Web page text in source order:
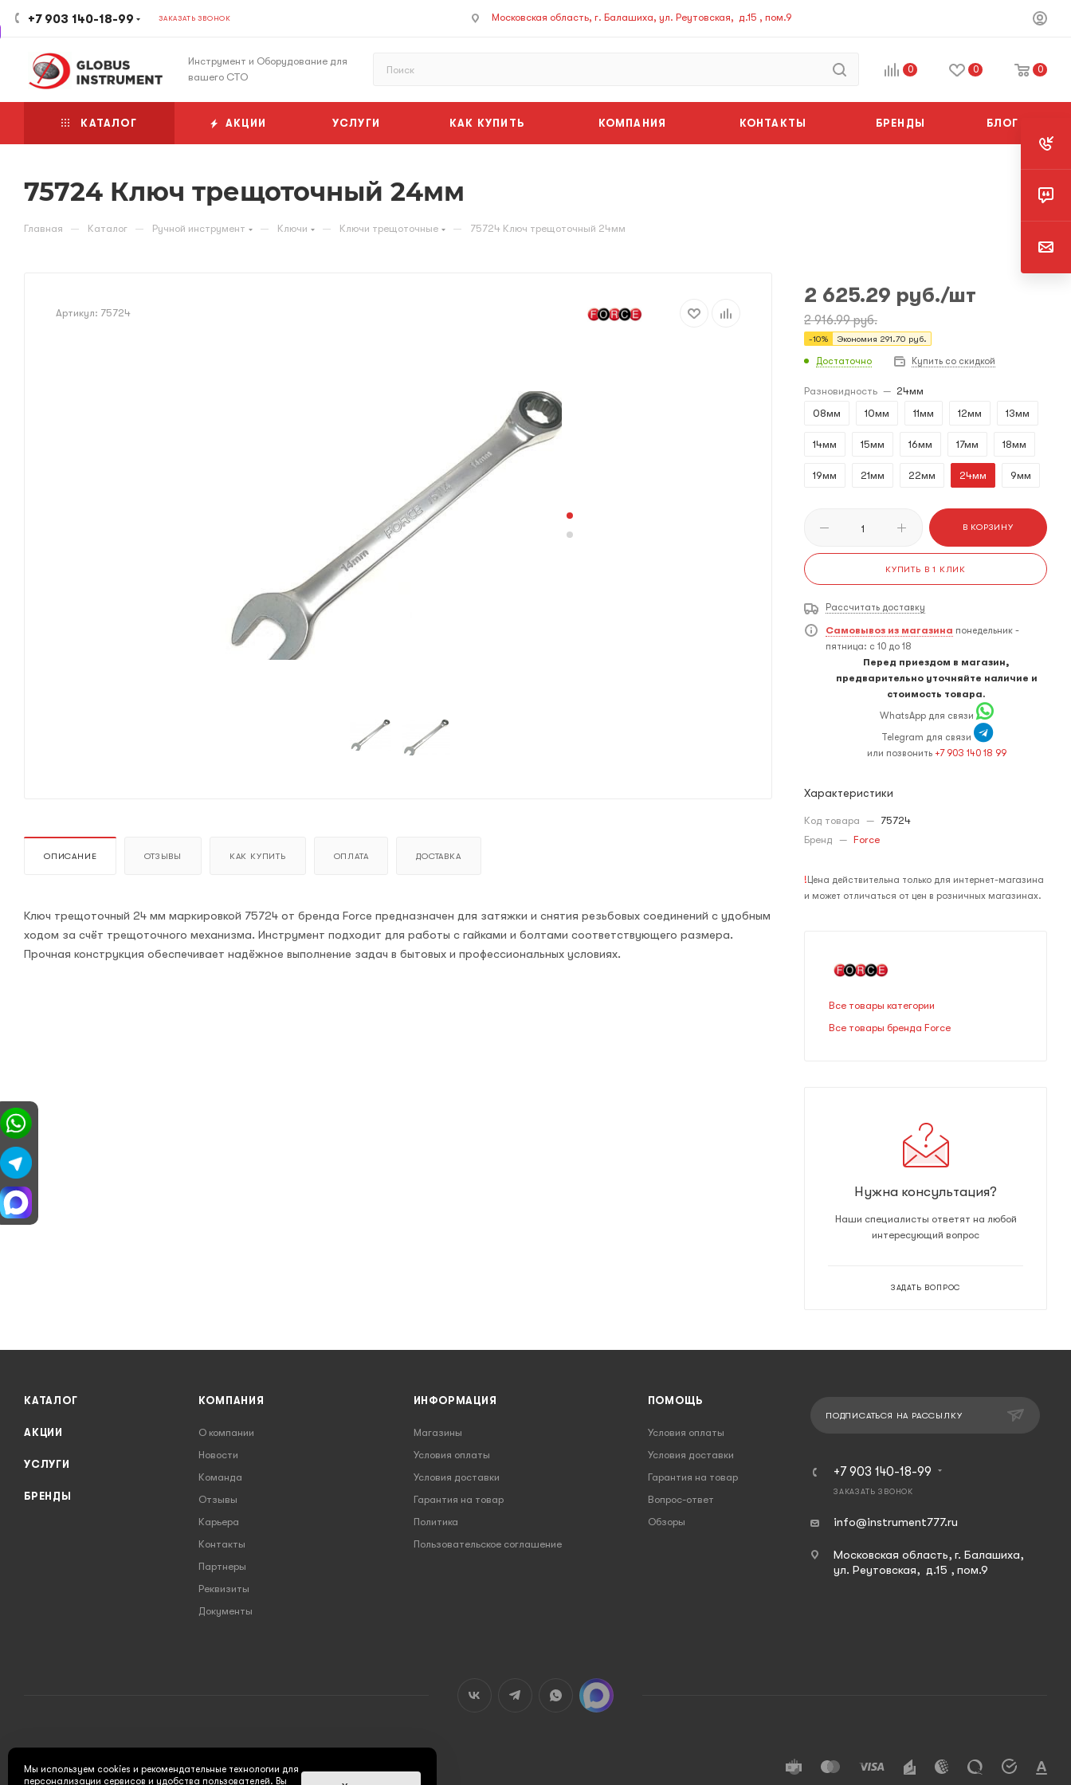
+7 903 140-18-99 ЗАКАЗАТЬ ЗВОНОК Московская область, г. Балашиха, ул. Реутовская, д.15 , пом.9
Инструмент и Оборудование для
вашего СТО
0 0 0
КАТАЛОГ АКЦИИ УСЛУГИ КАК КУПИТЬ КОМПАНИЯ КОНТАКТЫ БРЕНДЫ БЛОГ
75724 Ключ трещоточный 24мм
Главная — Каталог — Ручной инструмент — Ключи — Ключи трещоточные — 75724 Ключ трещоточный 24мм
Артикул: 75724
ОПИСАНИЕ ОТЗЫВЫ КАК КУПИТЬ ОПЛАТА ДОСТАВКА
Ключ трещоточный 24 мм маркировкой 75724 от бренда Force предназначен для затяжки и снятия резьбовых соединений с удобным
ходом за счёт трещоточного механизма. Инструмент подходит для работы с гайками и болтами соответствующего размера.
Прочная конструкция обеспечивает надёжное выполнение задач в бытовых и профессиональных условиях.
2 625.29 руб./шт
2 916.99руб.
-10% Экономия 291.70 руб.
Достаточно Купить со скидкой
Разновидность — 24мм
08мм
10мм 11мм 12мм 13мм
14мм 15мм 16мм 17мм 18мм
19мм 21мм 22мм 24мм 9мм
В КОРЗИНУ
КУПИТЬ В 1 КЛИК
Рассчитать доставку
Самовывоз из магазина понедельник -
пятница: с 10 до 18
Перед приездом в магазин,
предварительно уточняйте наличие и
стоимость товара.
WhatsApp для связи
Telegram для связи
или позвонить +7 903 140 18 99
Характеристики
Код товара — 75724
Бренд — Force
! Цена действительна только для интернет-магазина
и может отличаться от цен в розничных магазинах.
Все товары категории
Все товары бренда Force
Нужна консультация?
Наши специалисты ответят на любой
интересующий вопрос
ЗАДАТЬ ВОПРОС
КАТАЛОГ
АКЦИИ
УСЛУГИ
БРЕНДЫ
КОМПАНИЯ
О компании
Новости
Команда
Отзывы
Карьера
Контакты
Партнеры
Реквизиты
Документы
ИНФОРМАЦИЯ
Магазины
Условия оплаты
Условия доставки
Гарантия на товар
Политика
Пользовательское соглашение
ПОМОЩЬ
Условия оплаты
Условия доставки
Гарантия на товар
Вопрос-ответ
Обзоры
ПОДПИСАТЬСЯ НА РАССЫЛКУ
+7 903 140-18-99
ЗАКАЗАТЬ ЗВОНОК
info@instrument777.ru
Московская область, г. Балашиха,
ул. Реутовская, д.15 , пом.9
Мы используем cookies и рекомендательные технологии для
персонализации сервисов и удобства пользователей. Вы